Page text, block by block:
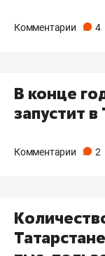
Комментарии 4
В конце
запустит в
Комментарии 2